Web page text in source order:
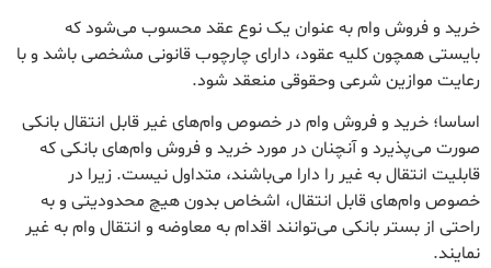
خرید و فروش وام به عنوان یک نوع عقد محسوب می‌شود که
بایستی همچون کلیه عقود، دارای چارچوب قانونی مشخصی باشد و با
رعایت موازین شرعی وحقوقی منعقد شود.
اساسا؛ خرید و فروش وام در خصوص وام‌های غیر قابل انتقال بانکی
صورت می‌پذیرد و آنچنان در مورد خرید و فروش وام‌های بانکی که
قابلیت انتقال به غیر را دارا می‌باشند، متداول نیست. زیرا در
خصوص وام‌های قابل انتقال، اشخاص بدون هیچ محدودیتی و به
راحتی از بستر بانکی می‌توانند اقدام به معاوضه و انتقال وام به غیر
نمایند.